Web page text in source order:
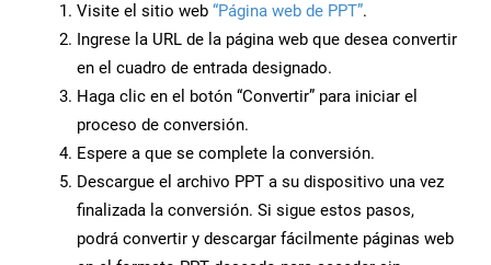
Visite el sitio web “Página web de PPT”.
Ingrese la URL de la página web que desea convertir
en el cuadro de entrada designado.
Haga clic en el botón “Convertir” para iniciar el
proceso de conversión.
Espere a que se complete la conversión.
Descargue el archivo PPT a su dispositivo una vez
finalizada la conversión. Si sigue estos pasos,
podrá convertir y descargar fácilmente páginas web